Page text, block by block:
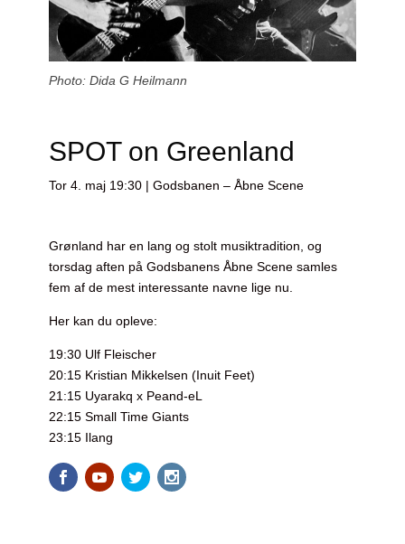
Photo: Dida G Heilmann
SPOT on Greenland
Tor 4. maj 19:30 | Godsbanen – Åbne Scene
Grønland har en lang og stolt musiktradition, og
torsdag aften på Godsbanens Åbne Scene samles
fem af de mest interessante navne lige nu.
Her kan du opleve:
19:30 Ulf Fleischer
20:15 Kristian Mikkelsen (Inuit Feet)
21:15 Uyarakq x Peand-eL
22:15 Small Time Giants
23:15 Ilang